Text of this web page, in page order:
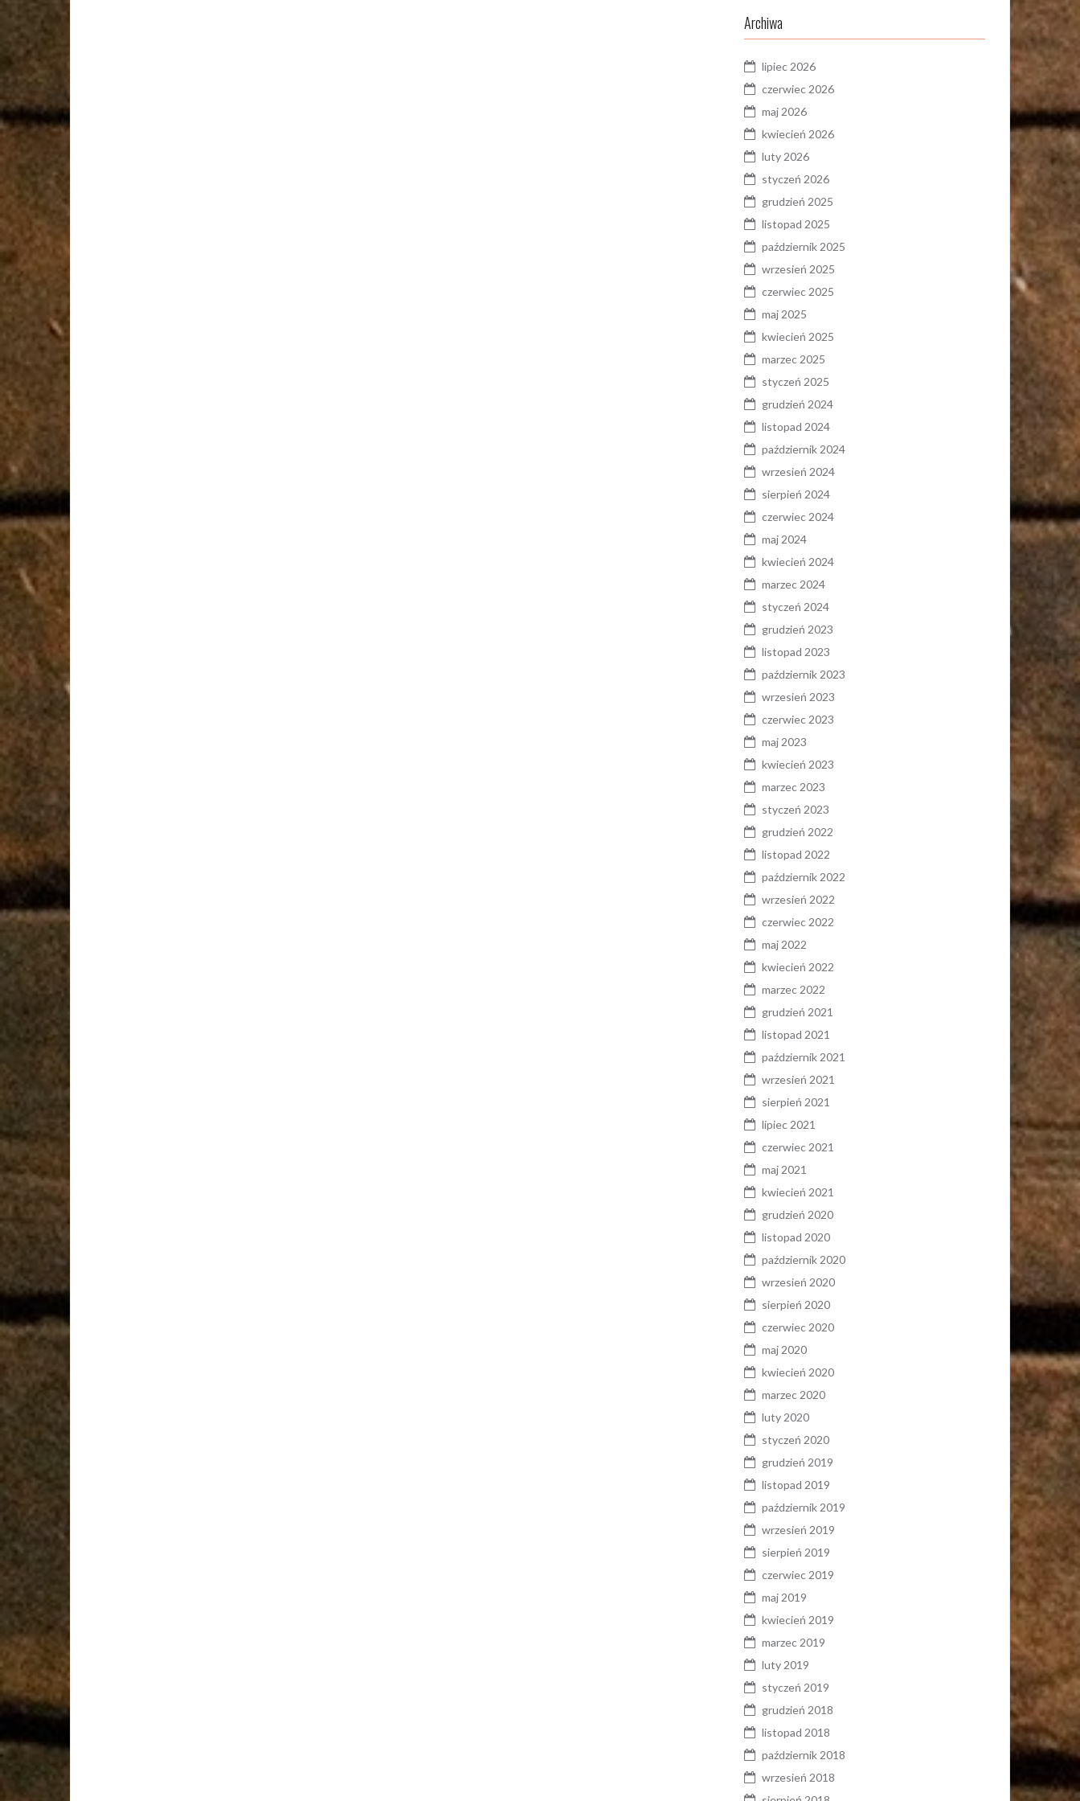
Archiwa
lipiec 2026
czerwiec 2026
maj 2026
kwiecień 2026
luty 2026
styczeń 2026
grudzień 2025
listopad 2025
październik 2025
wrzesień 2025
czerwiec 2025
maj 2025
kwiecień 2025
marzec 2025
styczeń 2025
grudzień 2024
listopad 2024
październik 2024
wrzesień 2024
sierpień 2024
czerwiec 2024
maj 2024
kwiecień 2024
marzec 2024
styczeń 2024
grudzień 2023
listopad 2023
październik 2023
wrzesień 2023
czerwiec 2023
maj 2023
kwiecień 2023
marzec 2023
styczeń 2023
grudzień 2022
listopad 2022
październik 2022
wrzesień 2022
czerwiec 2022
maj 2022
kwiecień 2022
marzec 2022
grudzień 2021
listopad 2021
październik 2021
wrzesień 2021
sierpień 2021
lipiec 2021
czerwiec 2021
maj 2021
kwiecień 2021
grudzień 2020
listopad 2020
październik 2020
wrzesień 2020
sierpień 2020
czerwiec 2020
maj 2020
kwiecień 2020
marzec 2020
luty 2020
styczeń 2020
grudzień 2019
listopad 2019
październik 2019
wrzesień 2019
sierpień 2019
czerwiec 2019
maj 2019
kwiecień 2019
marzec 2019
luty 2019
styczeń 2019
grudzień 2018
listopad 2018
październik 2018
wrzesień 2018